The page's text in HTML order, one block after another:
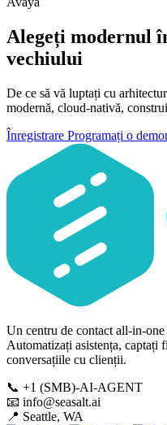
Alegeți modernul
vechiului
De ce să vă luptați cu
modernă, cloud-nativă,
Înregistrare Programați o
Un centru de contact all-in-
Automatizați asistența, captați
conversațiile cu clienții.
📞 +1 (SMB)-AI-AGENT
📧 info@seasalt.ai
📍 Seattle, WA